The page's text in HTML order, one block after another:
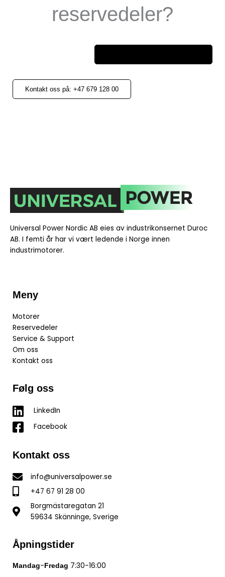
reservedeler?
Kontakt oss på: +47 679 128 00
Universal Power Nordic AB eies av industrikonsernet Duroc
AB. I femti år har vi vært ledende i Norge innen
industrimotorer.
Meny
Motorer
Reservedeler
Service & Support
Om oss
Kontakt oss
Følg oss
LinkedIn
Facebook
Kontakt oss
info@universalpower.se
+47 67 91 28 00
Borgmästaregatan 21
59634 Skänninge, Sverige
Åpningstider
Mandag-Fredag 7:30-16:00